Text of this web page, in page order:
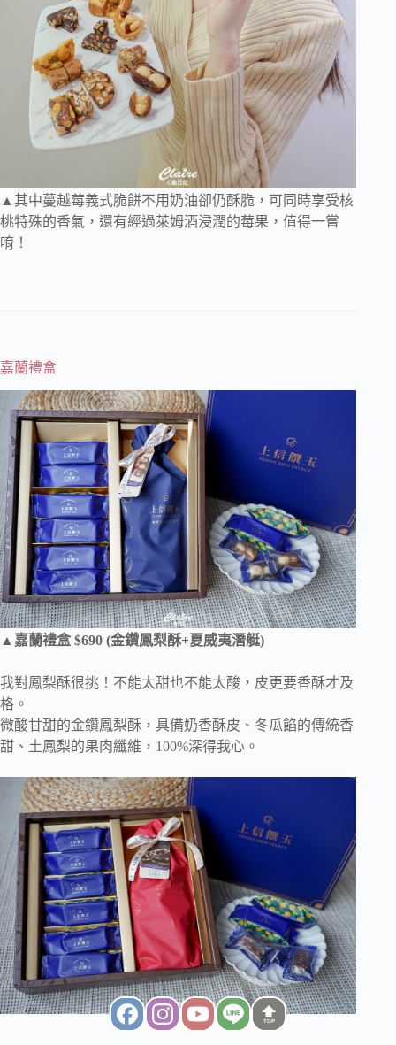
▲其中蔓越莓義式脆餅不用奶油卻仍酥脆，可同時享受核
桃特殊的香氣，還有經過萊姆酒浸潤的莓果，值得一嘗
唷！
嘉蘭禮盒
▲嘉蘭禮盒 $690 (金鑽鳳梨酥+夏威夷潛艇)
我對鳳梨酥很挑！不能太甜也不能太酸，皮更要香酥才及
格。
微酸甘甜的金鑽鳳梨酥，具備奶香酥皮、冬瓜餡的傳統香
甜、土鳳梨的果肉纖維，100%深得我心。
TOP